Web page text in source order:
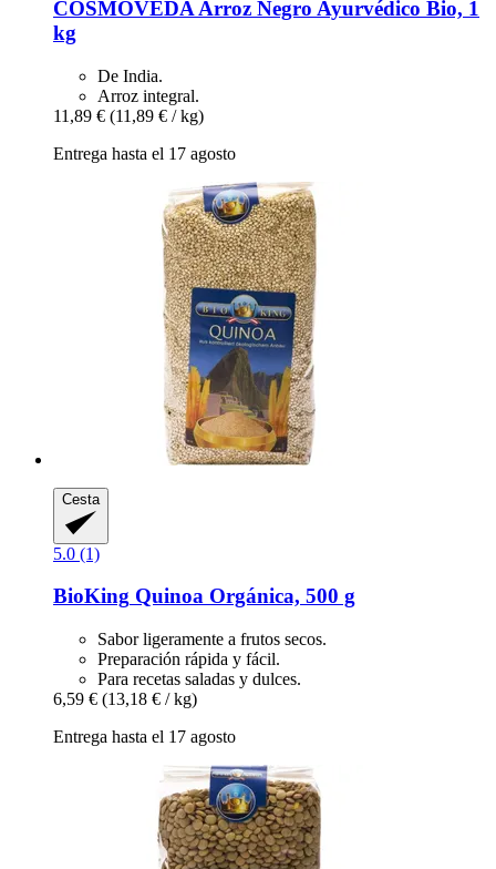
COSMOVEDAArroz Negro Ayurvédico Bio, 1
kg
De India.
Arroz integral.
11,89 € (11,89 € / kg)
Entrega hasta el 17 agosto
Cesta
5.0 (1)
BioKing Quinoa Orgánica, 500 g
Sabor ligeramente a frutos secos.
Preparación rápida y fácil.
Para recetas saladas y dulces.
6,59 € (13,18 € / kg)
Entrega hasta el 17 agosto